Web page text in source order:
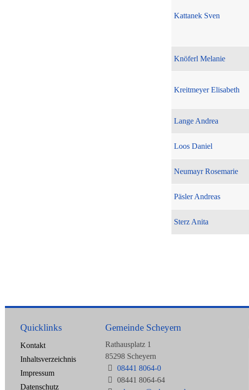
Kattanek Sven
Knöferl Melanie
Kreitmeyer Elisabeth
Lange Andrea
Loos Daniel
Neumayr Rosemarie
Päsler Andreas
Sterz Anita
Quicklinks
Kontakt
Inhaltsverzeichnis
Impressum
Datenschutz
Gemeinde Scheyern
Rathausplatz 1
85298 Scheyern
08441 8064-0
08441 8064-64